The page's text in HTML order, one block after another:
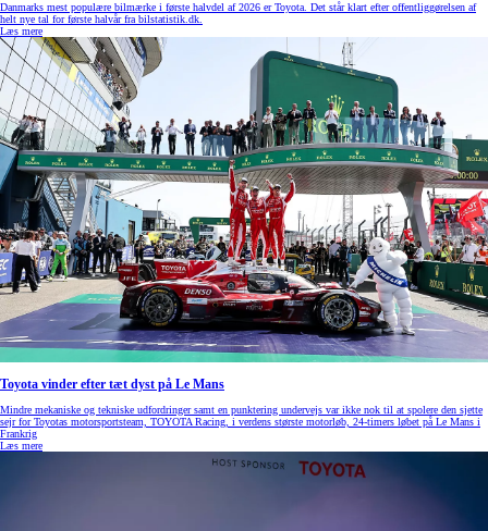
Danmarks mest populære bilmærke i første halvdel af 2026 er Toyota. Det står klart efter offentliggørelsen af
helt nye tal for første halvår fra bilstatistik.dk.
Læs mere
Toyota vinder efter tæt dyst på Le Mans
Mindre mekaniske og tekniske udfordringer samt en punktering undervejs var ikke nok til at spolere den sjette
sejr for Toyotas motorsportsteam, TOYOTA Racing, i verdens største motorløb, 24-timers løbet på Le Mans i
Frankrig
Læs mere